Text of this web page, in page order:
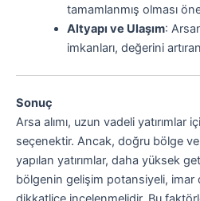
tamamlanmış olması
Altyapı ve Ulaşım:
imkanları, değerini
Sonuç
Arsa alımı, uzun vadeli yatırımlar
seçenektir. Ancak, doğru bölge
yapılan yatırımlar, daha yüksek
bölgenin gelişim potansiyeli, imar